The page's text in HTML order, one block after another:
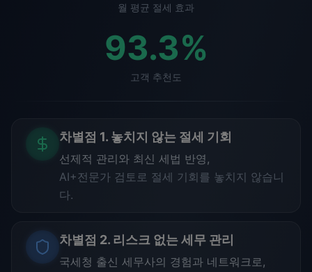
월 평균 절세 효과
93.3%
고객 추천도
차별점 1. 놓치지 않는 절세 기회
선제적 관리와 최신 세법 반영,
AI+전문가 검토로 절세 기회를 놓치지 않습니
다.
차별점 2. 리스크 없는 세무 관리
국세청 출신 세무사의 경험과 네트워크로,